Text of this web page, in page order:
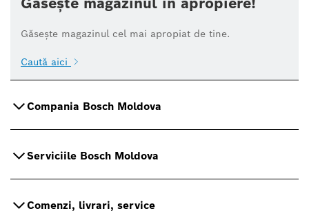
Găsește magazinul cel mai apropiat de tine.
Caută aici
Compania Bosch Moldova
Serviciile Bosch Moldova
Comenzi, livrari, service